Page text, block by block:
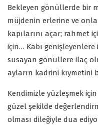
Bekleyen gönüllerde bir
müjdenin erlerine ve
kapılarını açar; rahmet
için… Kabı
susayan gönüllere ilaç
ayların kadrini kıymetini
Kendimizle yüzleşmek
güzel şekilde
olması dileğiyle dua